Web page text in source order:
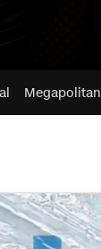
Megapolitan